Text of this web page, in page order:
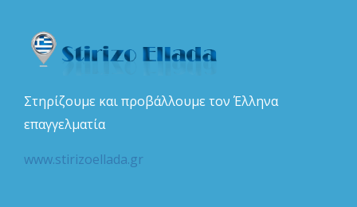
Στηρίζουμε και προβάλλουμε τον Έλληνα
επαγγελματία
www.stirizoellada.gr